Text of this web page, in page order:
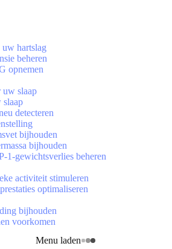
Menu laden
hartslag
beheren
opnemen
uw slaap
slaap
detecteren
bijhouden
bijhouden
1-gewichtsverlies beheren
activiteit stimuleren
optimaliseren
bijhouden
voorkomen